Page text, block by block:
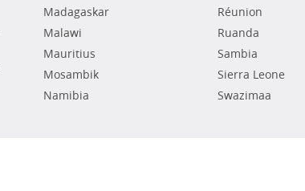
Madagaskar
Malawi
Mauritius
Mosambik
Namibia
Réunion
Ruanda
Sambia
Sierra Leone
Swazimaa